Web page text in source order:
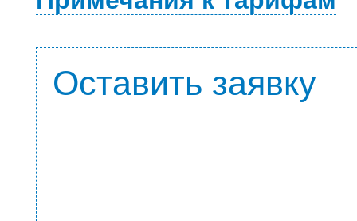
Оставить заявку